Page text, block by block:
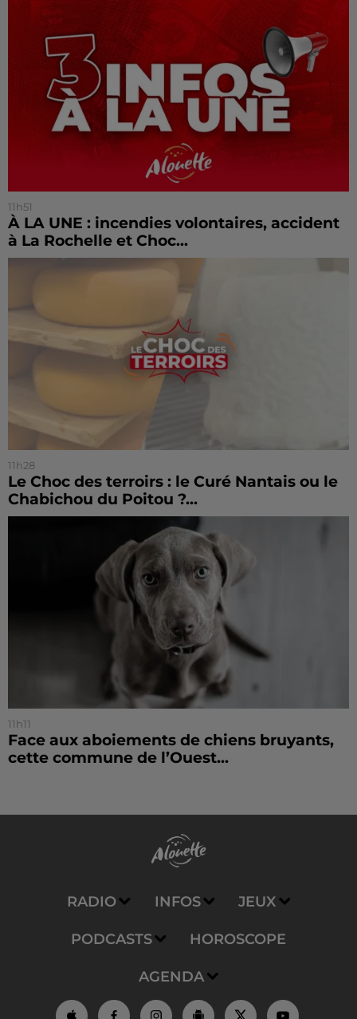
11h51
À LA UNE : incendies volontaires, accident
à La Rochelle et Choc...
11h28
Le Choc des terroirs : le Curé Nantais ou le
Chabichou du Poitou ?...
11h11
Face aux aboiements de chiens bruyants,
cette commune de l’Ouest...
RADIO INFOS JEUX
PODCASTS HOROSCOPE
AGENDA